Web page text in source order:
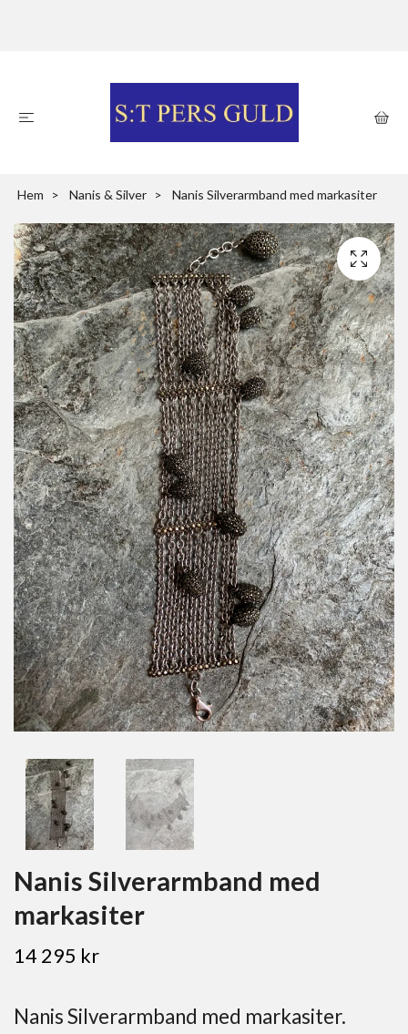
Hem Nanis & Silver Nanis Silverarmband med markasiter
Nanis Silverarmband med
markasiter
14 295 kr
Nanis Silverarmband med markasiter.